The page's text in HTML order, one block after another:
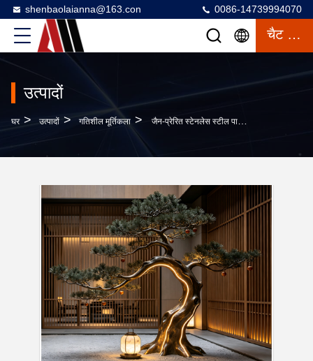
shenbaolaianna@163.con 0086-14739994070
चैट करना
उत्पादों
घर > उत्पादों > गतिशील मूर्तिकला > जैन-प्रेरित स्टेनलेस स्टील पाइन ट्री मूर्तिकला प्रकाशमान लालटेन और वाणिज्यिक स्थानों के लिए अनुकूलन योग्य आकार के साथ